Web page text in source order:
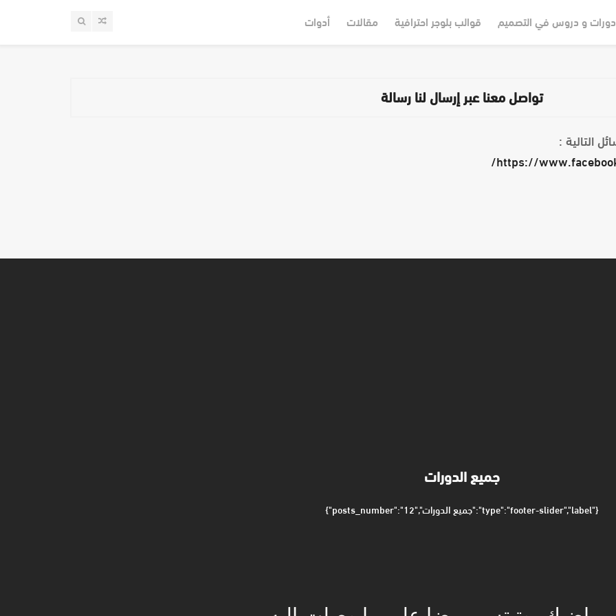
دورات و دروس في التصميم قوالب بلوجر احترافية مقالات أدوات
تواصل معنا عبر إرسال لنا رسالة
التالية :
https://
جميع الدورات
{"type":"footer-slider","label":"جميع الدورات","posts_number":"12"}